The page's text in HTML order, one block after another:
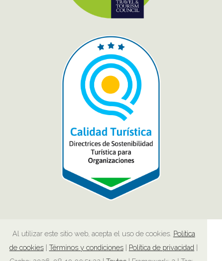
Al utilizar este sitio web, acepta el uso de cookies. Política
de cookies | Términos y condiciones | Política de privacidad |